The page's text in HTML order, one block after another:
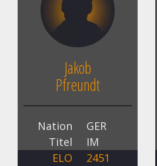
Jakob
Pfreundt
Nation
GER
Titel
IM
ELO
2451